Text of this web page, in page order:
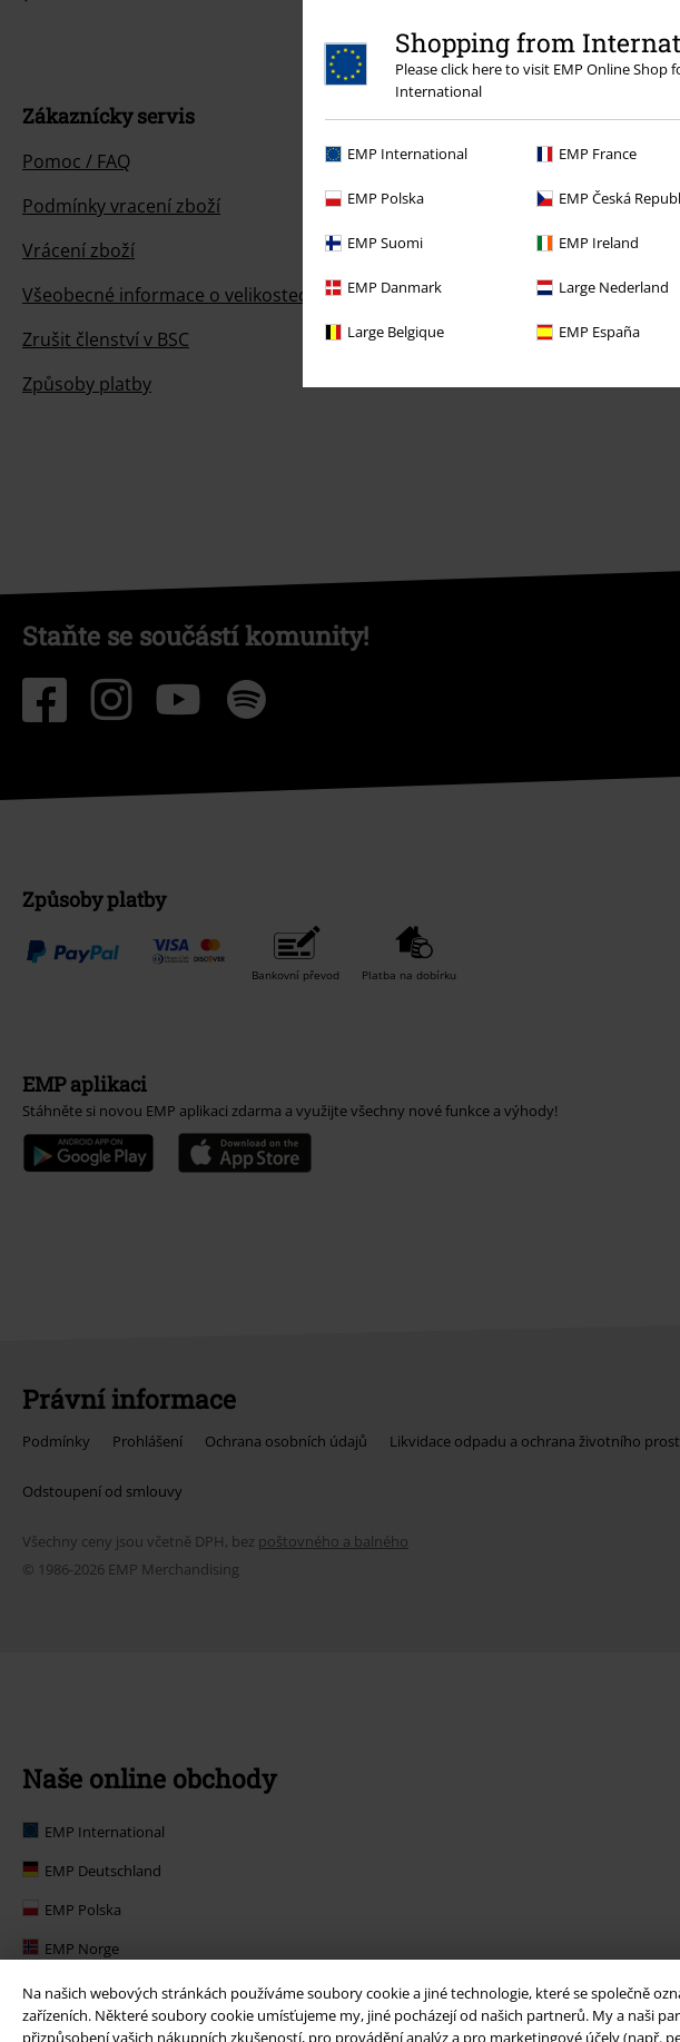
Shopping from
Please click here to visit EMP Online Shop
International
EMP International EMP France
EMP Polska EMP Česká
EMP Suomi EMP Ireland
EMP Danmark Large Nederland
Large Belgique EMP España
Na našich webových stránkách používáme soubory cookie a jiné technologie, které se společně
zařízeních. Některé soubory cookie umísťujeme my, jiné pocházejí od našich partnerů. My a naši
přizpůsobení vašich nákupních zkušeností, pro provádění analýz a pro marketingové účely (např.
Zákaznícky servis
Pomoc / FAQ
Podmínky vracení zboží
Vrácení zboží
Všeobecné informace o velikostech
Zrušit členství v BSC
Způsoby platby
Nabídky pro vás
Soutěž
Objednejte si
Staňte se součástí komunity!
Způsoby platby
Bankovní převod Platba na dobírku
EMP aplikaci
Stáhněte si novou EMP aplikaci zdarma a využijte všechny nové funkce a výhody!
Právní informace
Podmínky Prohlášení Ochrana osobních údajů Likvidace odpadu a ochrana životního
Odstoupení od smlouvy
Všechny ceny jsou včetně DPH, bez poštovného a balného
© 1986-2026 EMP Merchandising
Naše online obchody
EMP International
EMP Deutschland
EMP Polska
EMP Norge
EMP Suomi
EMP United Kingdom